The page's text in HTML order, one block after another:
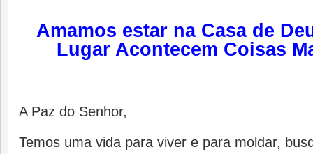
Amamos estar na Casa de
Lugar Acontecem Coisas
A Paz do Senhor,
Temos uma vida para viver e para moldar,